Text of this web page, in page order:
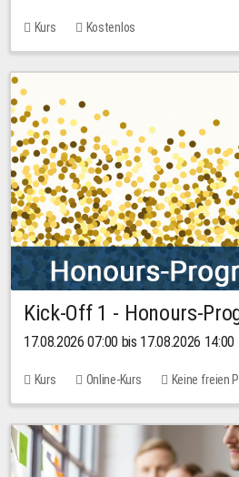
Kurs Kostenlos
Kick-Off 1 - Honours-
17.08.2026 07:00 bis 17.08.2026 14:00
Kurs Online-Kurs Keine freien